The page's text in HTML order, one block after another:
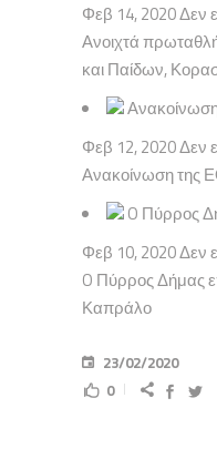
Φεβ 14, 2020 Δεν
Ανοιχτά
και Παίδων,
Φεβ 12, 2020 Δεν
Ανακοίνωση της
O Πύρρος
Φεβ 10, 2020 Δεν
O Πύρρος Δήμας
Καπράλο
23/02/2020
0